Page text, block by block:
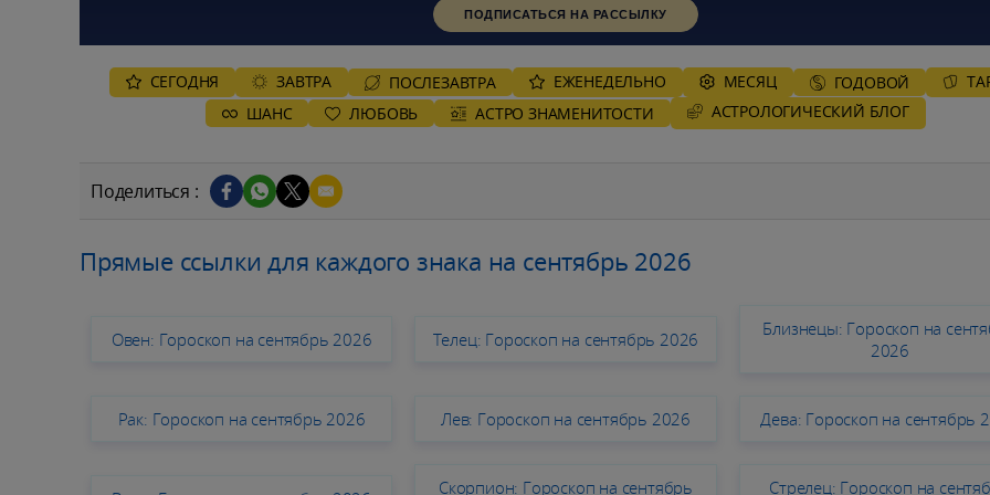
ПОДПИСАТЬСЯ НА РАССЫЛКУ
СЕГОДНЯ ЗАВТРА ПОСЛЕЗАВТРА ЕЖЕНЕДЕЛЬНО MЕСЯЦ ГОДОВОЙ
ШАНС
ЛЮБОВЬ АСТРО ЗНАМЕНИТОСТИ AСТРОЛОГИЧЕСКИЙ БЛОГ
Поделиться :
Прямые ссылки для каждого знака на сентябрь 2026
Овен: Гороскоп на сентябрь 2026 Телец: Гороскоп на сентябрь 2026
Близнецы: Гороскоп на
2026
Рак: Гороскоп на сентябрь 2026 Лев: Гороскоп на сентябрь 2026 Дева: Гороскоп на сентябрь
Скорпион: Гороскоп на сентябрь Стрелец: Гороскоп на